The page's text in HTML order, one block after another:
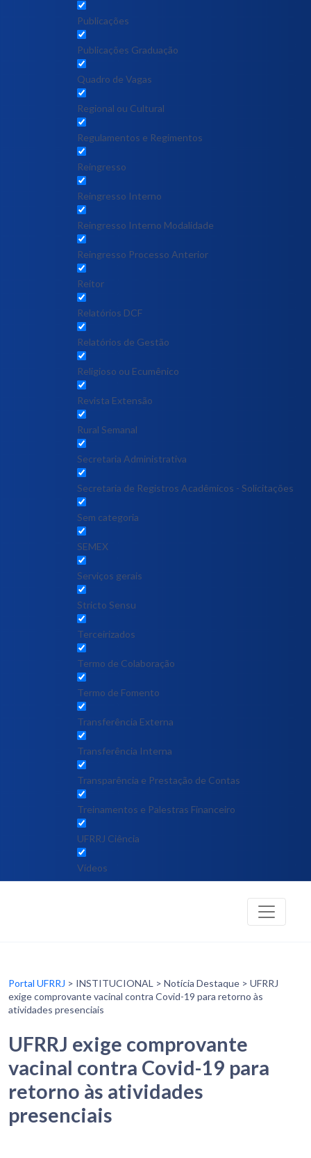
Publicações
Publicações Graduação
Quadro de Vagas
Regional ou Cultural
Regulamentos e Regimentos
Reingresso
Reingresso Interno
Reingresso Interno Modalidade
Reingresso Processo Anterior
Reitor
Relatórios DCF
Relatórios de Gestão
Religioso ou Ecumênico
Revista Extensão
Rural Semanal
Secretaria Administrativa
Secretaria de Registros Acadêmicos - Solicitações
Sem categoria
SEMEX
Serviços gerais
Stricto Sensu
Terceirizados
Termo de Colaboração
Termo de Fomento
Transferência Externa
Transferência Interna
Transparência e Prestação de Contas
Treinamentos e Palestras Financeiro
UFRRJ Ciência
Vídeos
Portal UFRRJ > INSTITUCIONAL > Notícia Destaque > UFRRJ
exige comprovante vacinal contra Covid-19 para retorno às
atividades presenciais
UFRRJ exige comprovante
vacinal contra Covid-19 para
retorno às atividades
presenciais